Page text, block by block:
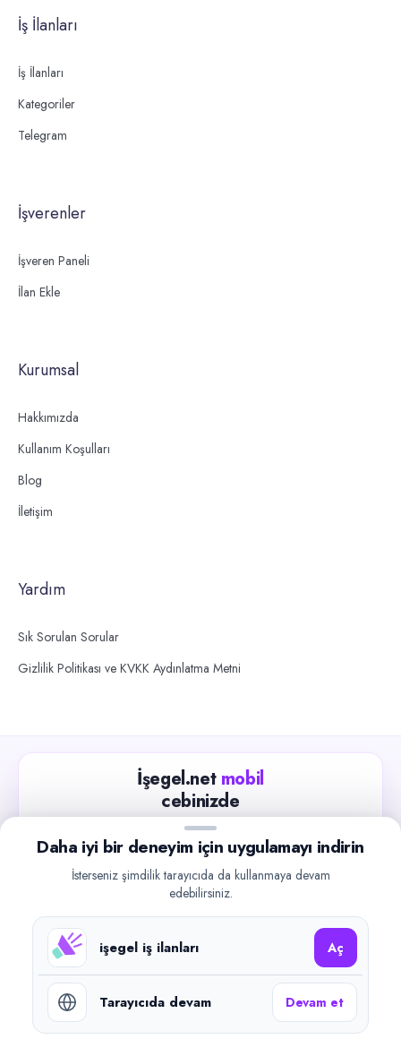
İş İlanları
İş İlanları
Kategoriler
Telegram
İşverenler
İşveren Paneli
İlan Ekle
Kurumsal
Hakkımızda
Kullanım Koşulları
Blog
İletişim
Yardım
Sık Sorulan Sorular
Gizlilik Politikası ve KVKK Aydınlatma Metni
İşegel.net mobil
cebinizde
Güncel iş ilanlarını takip edin, işverenlerle hızlıca
iletişime geçin.
Google Play
©2026işegel.net. Tüm hakları saklıdır.
işegel.net bir ilan yayın platformudur; iş bulma aracılığı veya işe
Daha iyi bir deneyim için uygulamayı indirin
İsterseniz şimdilik tarayıcıda da kullanmaya devam
edebilirsiniz.
işegel iş ilanları Aç
Tarayıcıda devam Devam et